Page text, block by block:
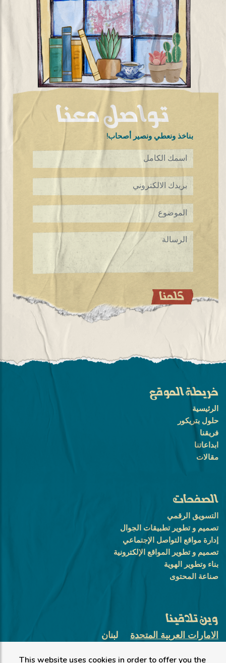
This website uses cookies in order to offer you the
تواصل معنا
!بناخذ ونعطي ونصير أصحاب
خريطة الموقع
الرئيسية
حلول بتريكور
فريقنا
ابداعاتنا
مقالات
الصفحات
التسويق الرقمي
تصميم و تطوير تطبيقات الجوال
إدارة مواقع التواصل الإجتماعي
تصميم و تطوير المواقع الإلكترونية
بناء وتطوير الهوية
صناعة المحتوى
وين تلاقينا
الامارات العربية المتحدة لبنان
+971 58 10 11 504